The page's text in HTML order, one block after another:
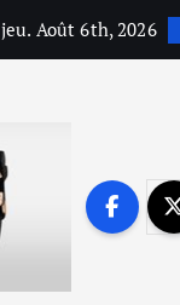
jeu. Août 6th, 2026